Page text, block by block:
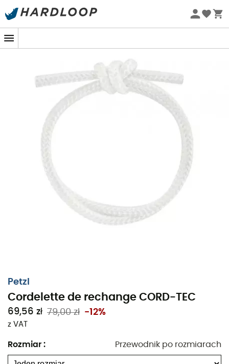
Letnie promocje 🔥 -5% DODATKOWO przy zakupie 2
Petzl
Cordelette de rechange CORD-TEC
69,56 zł 79,00 zł -12%
z VAT
Rozmiar : Przewodnik po rozmiarach
Linka zamienna Cord-Tec od Petzl jest idealna do
zastąpienia oryginalnej linki lub do dostosowania raków
do bardzo dużych rozmiarów.
Kompatybilna z systemem elastycznego połączenia
przedniej i tylnej części rakówLeopard LLF,Leopard FLi